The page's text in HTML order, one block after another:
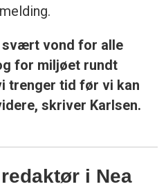
svært vond for alle
for miljøet rundt
trenger tid før vi kan
skriver Karlsen.
i Nea